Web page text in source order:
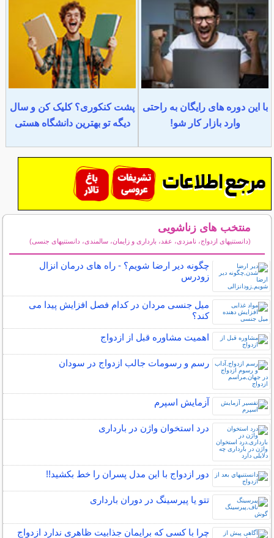
با این دوره های رایگان به راحتی
وارد بازار کار شو!
پشت کنکوری؟ کلیک کن و سال
دیگه تو بهترین دانشگاه هستی
منتخب های زناشویی
(دانستنیهای ازدواج، نامزدی، عقد، بارداری و زایمان، سالمندی، دانستنیهای جنسی)
چگونه دیر ارضا شویم؟ - راه های درمان انزال
زودرس
میل جنسی مردان در کدام فصل افزایش پیدا می
کند؟
اهمیت مشاوره قبل از ازدواج
رسم و رسومات جالب ازدواج در سودان
آزمایش اسپرم
درد استخوان واژن در بارداری
دور ازدواج با این مدل پسران را خط بکشید!!
تتو یا پیرسینگ در دوران بارداری
چرا با کسی که برایمان جذابیت ظاهری ندارد ازدواج